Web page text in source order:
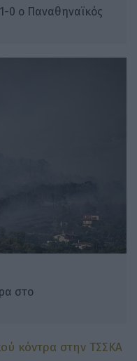
0 ο Παναθηναϊκός
στο